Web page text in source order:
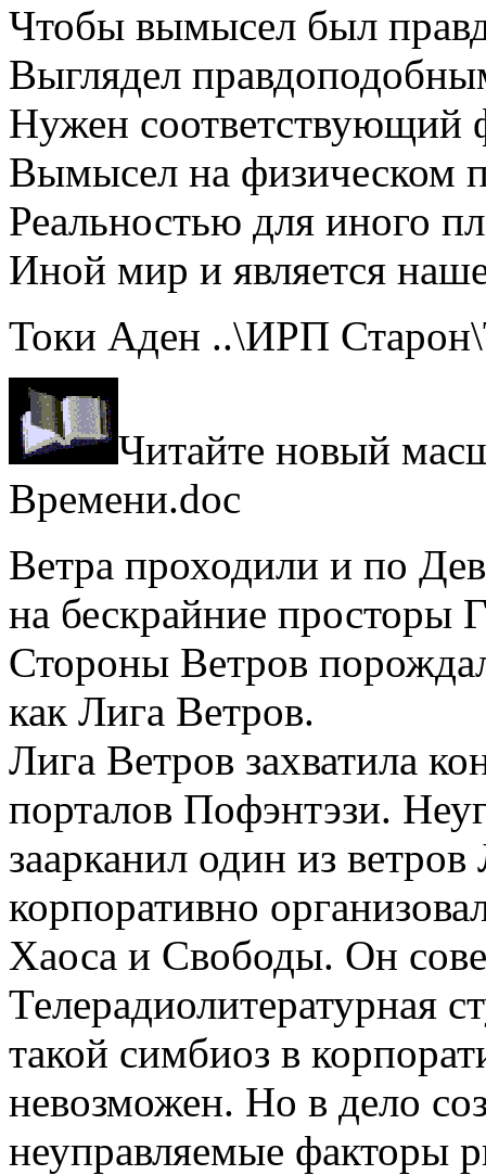
Чтобы вымысел был
Выглядел
Нужен соответствующий
Вымысел на физическом
Реальностью для иного
Иной мир и является
Токи Аден ..\ИРП
Читайте новый
Времени.doc
Ветра проходили и по
на бескрайние просторы
Стороны Ветров
как Лига Ветров.
Лига Ветров захватила
порталов Пофэнтэзи.
заарканил один из
корпоративно
Хаоса и Свободы. Он
Телерадиолитературная
такой симбиоз в
невозможен. Но в дело
неуправляемые факторы